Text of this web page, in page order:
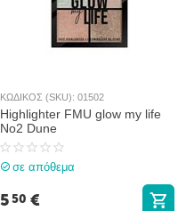
ΚΩΔΙΚΟΣ (SKU): 01502
Highlighter FMU glow my life
No2 Dune
σε απόθεμα
550 €